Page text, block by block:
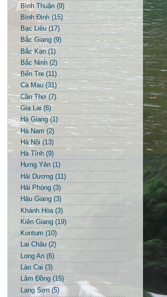
Bình Thuận (9)
Bình Định (15)
Bạc Liêu (17)
Bắc Giang (9)
Bắc Kạn (1)
Bắc Ninh (2)
Bến Tre (11)
Cà Mau (31)
Cần Thơ (7)
Gia Lai (6)
Hà Giang (1)
Hà Nam (2)
Hà Nội (13)
Hà Tĩnh (9)
Hưng Yên (1)
Hải Dương (11)
Hải Phòng (3)
Hậu Giang (3)
Khánh Hòa (3)
Kiên Giang (19)
Kontum (10)
Lai Châu (2)
Long An (6)
Lào Cai (3)
Lâm Đồng (15)
Lạng Sơn (5)